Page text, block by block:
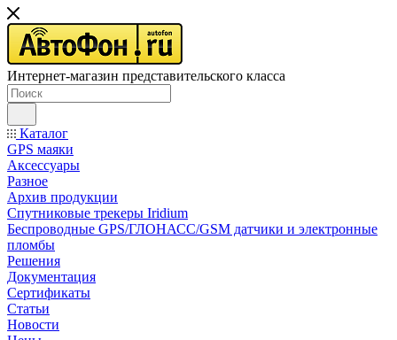
Интернет-магазин представительского класса
Каталог
GPS маяки
Аксессуары
Разное
Архив продукции
Спутниковые трекеры Iridium
Беспроводные GPS/ГЛОНАСС/GSM датчики и электронные
пломбы
Решения
Документация
Сертификаты
Статьи
Новости